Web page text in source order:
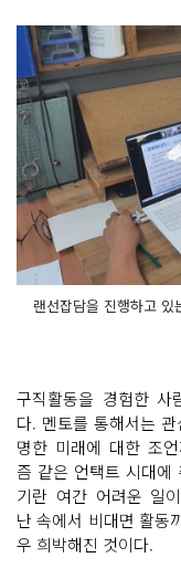
랜선잡담을 진행하고
구직활동을 경험한
다. 멘토를 통해서는
명한 미래에 대한 조
즘 같은 언택트 시대에
기란 여간 어려운 일
난 속에서 비대면 활동
우 희박해진 것이다.